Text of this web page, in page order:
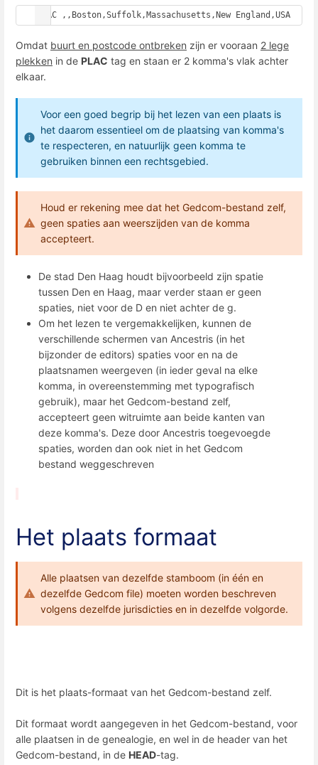
PLAC ,,Boston,Suffolk,Massachusetts,New England,USA
Omdat buurt en postcode ontbreken zijn er vooraan 2 lege
plekken in de PLAC tag en staan er 2 komma's vlak achter
elkaar.
Voor een goed begrip bij het lezen van een plaats is
het daarom essentieel om de plaatsing van komma's
te respecteren, en natuurlijk geen komma te
gebruiken binnen een rechtsgebied.
Houd er rekening mee dat het Gedcom-bestand zelf,
geen spaties aan weerszijden van de komma
accepteert.
De stad Den Haag houdt bijvoorbeeld zijn spatie
tussen Den en Haag, maar verder staan er geen
spaties, niet voor de D en niet achter de g.
Om het lezen te vergemakkelijken, kunnen de
verschillende schermen van Ancestris (in het
bijzonder de editors) spaties voor en na de
plaatsnamen weergeven (in ieder geval na elke
komma, in overeenstemming met typografisch
gebruik), maar het Gedcom-bestand zelf,
accepteert geen witruimte aan beide kanten van
deze komma's. Deze door Ancestris toegevoegde
spaties, worden dan ook niet in het Gedcom
bestand weggeschreven
Het plaats formaat
Alle plaatsen van dezelfde stamboom (in één en
dezelfde Gedcom file) moeten worden beschreven
volgens dezelfde jurisdicties en in dezelfde volgorde.
Dit is het plaats-formaat van het Gedcom-bestand zelf.
Dit formaat wordt aangegeven in het Gedcom-bestand, voor
alle plaatsen in de genealogie, en wel in de header van het
Gedcom-bestand, in de HEAD-tag.